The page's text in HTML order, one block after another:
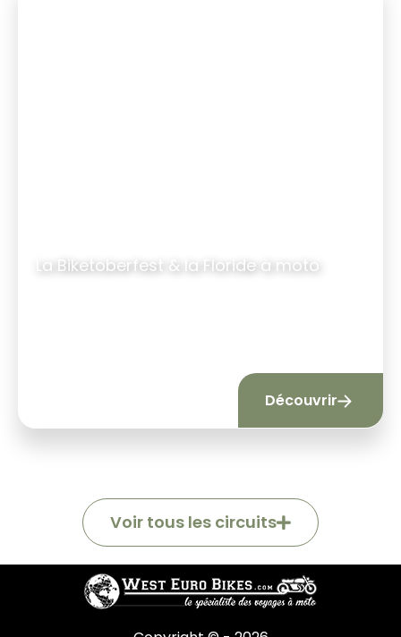
La Biketoberfest & la Floride à moto
Découvrir
Voir tous les circuits